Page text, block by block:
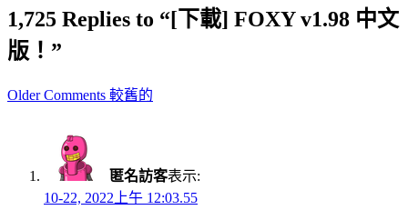
1,725 Replies to “[下載] FOXY v1.98 中文
版！”
Comment
Older Comments 較舊的
匿名訪客表示:
10-22, 2022上午 12:03.55